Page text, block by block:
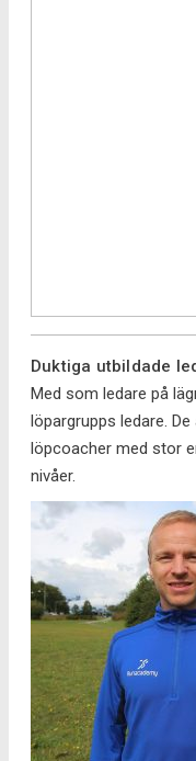
Duktiga utbildade
Med som ledare på
löpargrupps ledare.
löpcoacher med stor
nivåer.